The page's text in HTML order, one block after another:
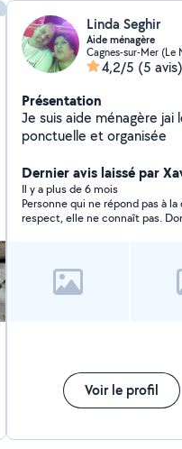
Linda Seghir
Aide ménagère
Cagnes-sur-Mer (Le
4,2/5 (5 avis)
Présentation
Je suis aide ménagère jai
ponctuelle et organisée
Dernier avis laissé par
Il y a plus de 6 mois
Personne qui ne répond pas à
respect, elle ne connaît pas.
Voir le profil